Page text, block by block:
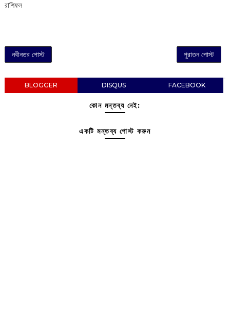
রাশিফল
নবীনতর পোস্ট পুরাতন পোস্ট
BLOGGER DISQUS FACEBOOK
কোন মন্তব্য নেই:
একটি মন্তব্য পোস্ট করুন